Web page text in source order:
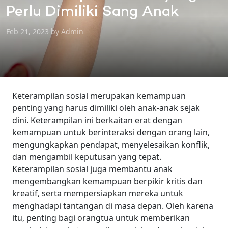
Perlu Dimiliki Sang Anak
Feb 21, 2023 by Admin
Keterampilan sosial merupakan kemampuan
penting yang harus dimiliki oleh anak-anak sejak
dini. Keterampilan ini berkaitan erat dengan
kemampuan untuk berinteraksi dengan orang lain,
mengungkapkan pendapat, menyelesaikan konflik,
dan mengambil keputusan yang tepat.
Keterampilan sosial juga membantu anak
mengembangkan kemampuan berpikir kritis dan
kreatif, serta mempersiapkan mereka untuk
menghadapi tantangan di masa depan. Oleh karena
itu, penting bagi orangtua untuk memberikan